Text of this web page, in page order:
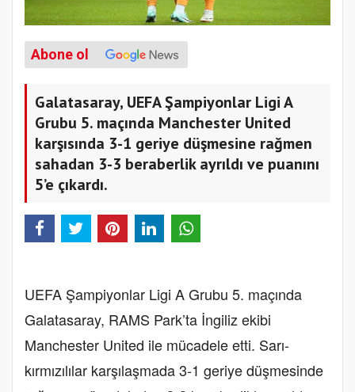
Abone ol
Galatasaray, UEFA Şampiyonlar Ligi A
Grubu 5. maçında Manchester United
karşısında 3-1 geriye düşmesine rağmen
sahadan 3-3 beraberlik ayrıldı ve puanını
5’e çıkardı.
UEFA Şampiyonlar Ligi A Grubu 5. maçında
Galatasaray, RAMS Park’ta İngiliz ekibi
Manchester United ile mücadele etti. Sarı-
kırmızılılar karşılaşmada 3-1 geriye düşmesinde